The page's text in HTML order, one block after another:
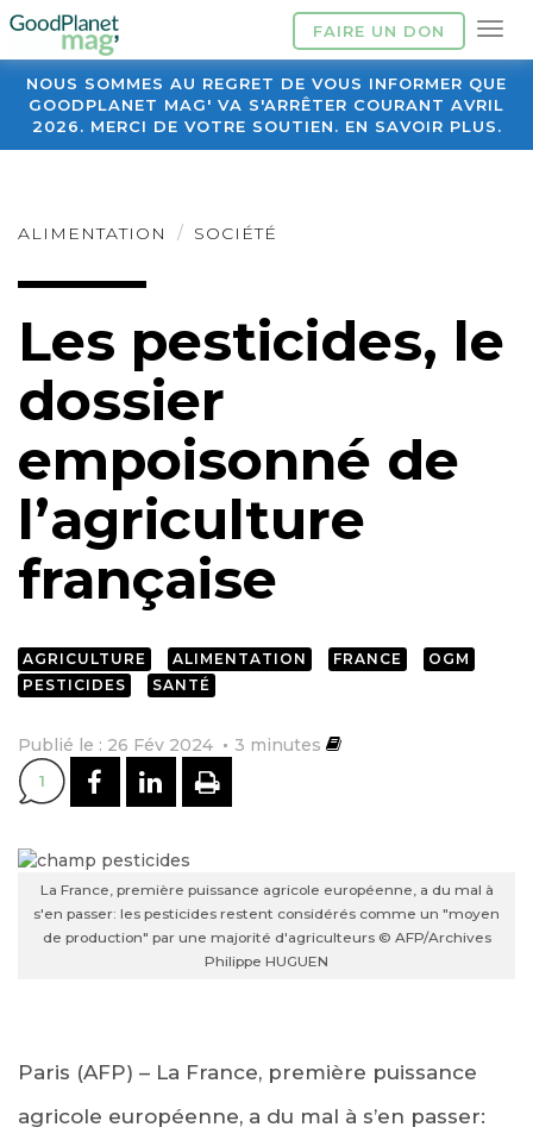
FAIRE UN DON
NOUS SOMMES AU REGRET DE VOUS INFORMER QUE
GOODPLANET MAG' VA S'ARRÊTER COURANT AVRIL
2026. MERCI DE VOTRE SOUTIEN. EN SAVOIR PLUS.
ALIMENTATION SOCIÉTÉ
Les pesticides, le
dossier
empoisonné de
l’agriculture
française
AGRICULTURE ALIMENTATION FRANCE
OGM
PESTICIDES
SANTÉ
Publié le : 26 Fév 2024 3 minutes
1 PARTAGER SUR FACEBOOK
PARTAGER SUR
IMPRIMER
La France, première puissance agricole européenne, a du mal à
s'en passer: les pesticides restent considérés comme un "moyen
de production" par une majorité d'agriculteurs © AFP/Archives
Philippe HUGUEN
Paris (AFP) – La France, première puissance
agricole européenne, a du mal à s’en passer: